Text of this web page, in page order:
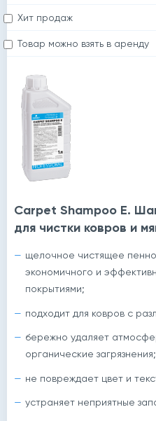
Хит продаж
Товар можно взять в аренду
Carpet Shampoo E.
для чистки ковров и
щелочное чистящее
экономичного и
покрытиями;
подходит для ковров с
бережно удаляет
органические загрязнения;
не повреждает цвет и
устраняет неприятные